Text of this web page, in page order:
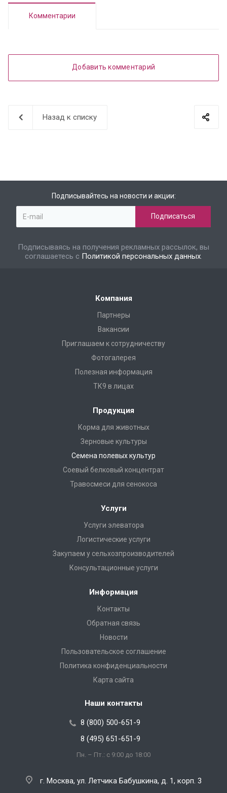
Комментарии
Добавить комментарий
Назад к списку
Подписывайтесь на новости и акции:
Подписываясь на получения рекламных рассылок, вы
соглашаетесь с Политикой персональных данных.
Компания
Партнеры
Вакансии
Приглашаем к сотрудничеству
Фотогалерея
Полезная информация
ТК9 в лицах
Продукция
Корма для животных
Зерновые культуры
Семена полевых культур
Соевый белковый концентрат
Травосмеси для сенокоса
Услуги
Услуги элеватора
Логистические услуги
Закупаем у сельхозпроизводителей
Консультационные услуги
Информация
Контакты
Обратная связь
Новости
Пользовательское соглашение
Политика конфиденциальности
Карта сайта
Наши контакты
8 (800) 500-651-9
8 (495) 651-651-9
Пн. – Пт.: с 9:00 до 18:00
г. Москва, ул. Летчика Бабушкина, д. 1, корп. 3